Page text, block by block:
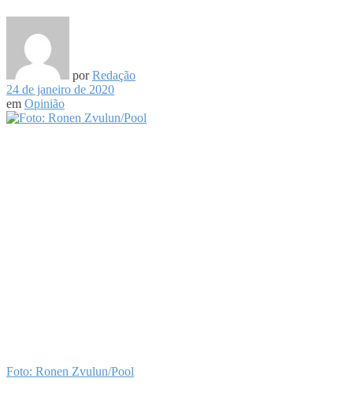
por Redação
24 de janeiro de 2020
em Opinião
Foto: Ronen Zvulun/Pool